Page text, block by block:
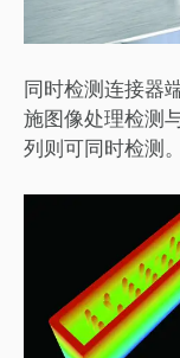
同时检测连接器
施图像处理检测
列则可同时检测